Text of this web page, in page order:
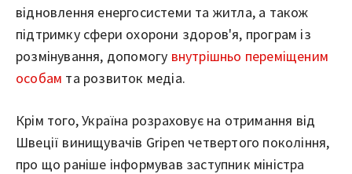
відновлення енергосистеми та житла, а також
підтримку сфери охорони здоров'я, програм із
розмінування, допомогу внутрішньо переміщеним
особам та розвиток медіа.
Крім того, Україна розраховує на отримання від
Швеції винищувачів Gripen четвертого покоління,
про що раніше інформував заступник міністра